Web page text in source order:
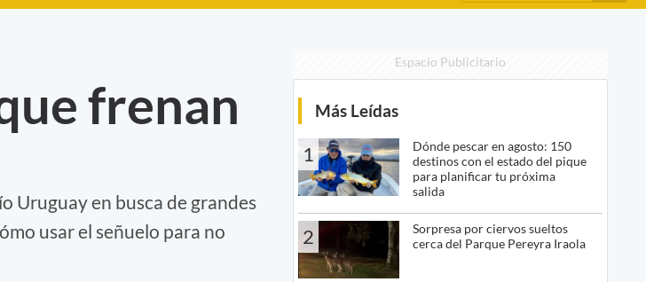
frenan
Uruguay en busca de grandes
usar el señuelo para no
Espacio Publicitario
Más Leídas
1
Dónde pescar en agosto: 150
destinos con el estado del pique
para planificar tu próxima
salida
2
Sorpresa por ciervos sueltos
cerca del Parque Pereyra Iraola